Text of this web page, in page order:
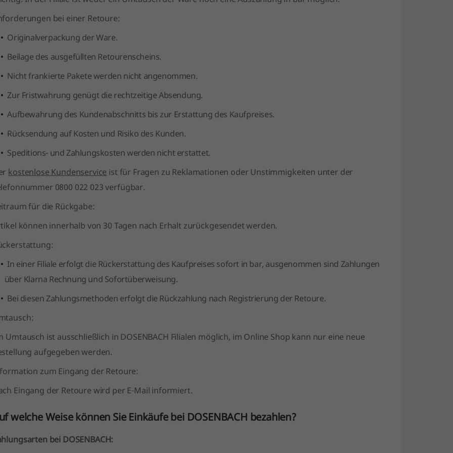
bei einer Retoure:
Originalverpackung der Ware.
Beilage des ausgefüllten Retourenscheins.
Nicht frankierte Pakete werden nicht angenommen.
Zur Fristwahrung genügt die rechtzeitige Absendung.
Aufbewahrung des Kundenabschnitts bis zur Erstattung des Kaufpreises.
Rücksendung auf Kosten und Risiko des Kunden.
Speditions- und Zahlungskosten werden nicht erstattet.
kostenlose Kundenservice ist für Fragen zu Reklamationen oder Unstimmigkeiten unter der
0800 022 023 verfügbar.
für die Rückgabe:
können innerhalb von 30 Tagen nach Erhalt zurückgesendet werden.
In einer Filiale erfolgt die Rückerstattung des Kaufpreises sofort in bar, ausgenommen sind Zahlungen
über Klarna Rechnung und Sofortüberweisung.
Bei diesen Zahlungsmethoden erfolgt die Rückzahlung nach Registrierung der Retoure.
Umtausch ist ausschließlich in DOSENBACH Filialen möglich, im Online Shop kann nur eine neue
aufgegeben werden.
zum Eingang der Retoure:
Eingang der Retoure wird per E-Mail informiert.
welche Weise können Sie Einkäufe bei DOSENBACH bezahlen?
bei DOSENBACH: